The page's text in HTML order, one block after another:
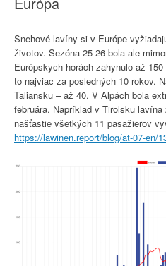
Snehové lavíny si v Európe
životov. Sezóna 25-26 bola ale
Európskych horách zahynulo až
to najviac za posledných 10 rokov.
Taliansku – až 40. V Alpách bola
februára. Napríklad v Tirolsku
našťastie všetkých 11 pasažierov
https://lawinen.report/blog/at-07-en/